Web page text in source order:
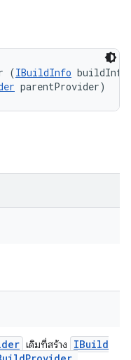
(IBuildInfo
parentProvider)
เดิมที่สร้าง
IBuild